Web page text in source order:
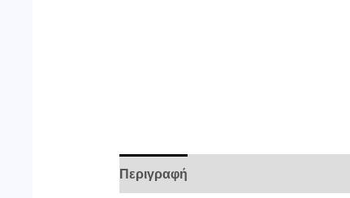
Περιγραφή